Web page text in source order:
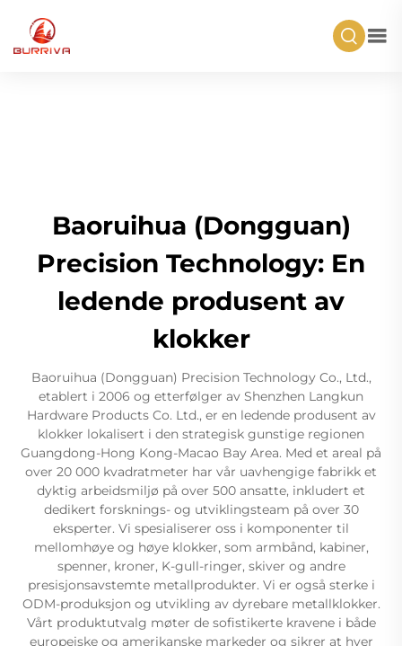
Baoruihua (Dongguan)
Precision Technology: En
ledende produsent av
klokker
Baoruihua (Dongguan) Precision Technology Co., Ltd.,
etablert i 2006 og etterfølger av Shenzhen Langkun
Hardware Products Co. Ltd., er en ledende produsent av
klokker lokalisert i den strategisk gunstige regionen
Guangdong-Hong Kong-Macao Bay Area. Med et areal på
over 20 000 kvadratmeter har vår uavhengige fabrikk et
dyktig arbeidsmiljø på over 500 ansatte, inkludert et
dedikert forsknings- og utviklingsteam på over 30
eksperter. Vi spesialiserer oss i komponenter til
mellomhøye og høye klokker, som armbånd, kabiner,
spenner, kroner, K-gull-ringer, skiver og andre
presisjonsavstemte metallprodukter. Vi er også sterke i
ODM-produksjon og utvikling av dyrebare metallklokker.
Vårt produktutvalg møter de sofistikerte kravene i både
europeiske og amerikanske markeder og sikrer at hver